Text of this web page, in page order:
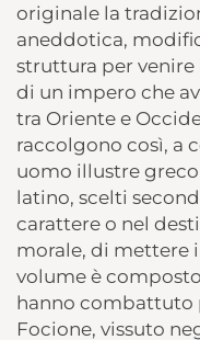
originale la
aneddotica,
struttura per venire
di un impero che
tra Oriente e
raccolgono così, a
uomo illustre
latino, scelti
carattere o nel
morale, di mettere
volume è
hanno combattuto
Focione, vissuto